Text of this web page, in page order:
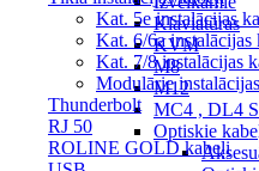
Kat. 5e instalācijas
Kat. 6/6a instalācijas
Kat. 7/8 instalācijas
Modulārie
Thunderbolt
RJ 50
ROLINE GOLD kabeļi
Klaviatūras
KVM
M8
M12
MC4 , DL4
Optiskie